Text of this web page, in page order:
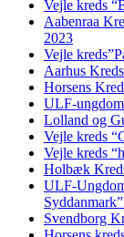
Vejle kreds
Aabenraa
2023
Vejle
Aarhus
Horsens
ULF-
Lolland og
Vejle kreds
Vejle kreds
Holbæk
ULF-
Svendborg